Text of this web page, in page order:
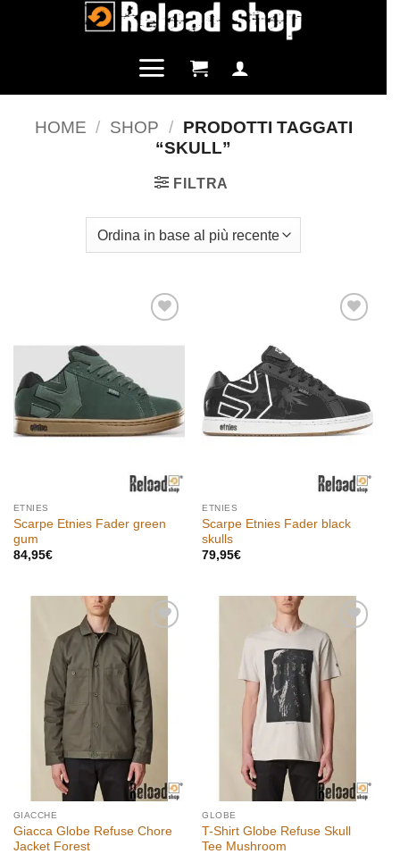
HOME / SHOP / PRODOTTI TAGGATI
“SKULL”
FILTRA
alla lista
ETNIES
Scarpe Etnies Fader green
gum
84,95€
ETNIES
Scarpe Etnies Fader black
skulls
79,95€
Aggiungi
alla lista
dei
desideri
GIACCHE
Giacca Globe Refuse Chore
Jacket Forest
Aggiungi
alla lista
dei
desideri
GLOBE
T-Shirt Globe Refuse Skull
Tee Mushroom